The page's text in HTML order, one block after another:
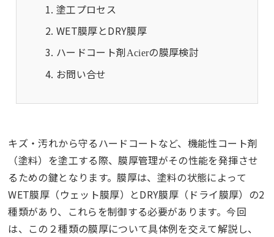
塗工プロセス
WET膜厚とDRY膜厚
ハードコート剤Acierの膜厚検討
お問い合せ
キズ・汚れから守るハードコートなど、機能性コート剤
（塗料）を塗工する際、膜厚管理がその性能を発揮させ
るための鍵となります。膜厚は、塗料の状態によって
WET膜厚（ウェット膜厚）とDRY膜厚（ドライ膜厚）の2
種類があり、これらを制御する必要があります。今回
は、この２種類の膜厚について具体例を交えて解説し、